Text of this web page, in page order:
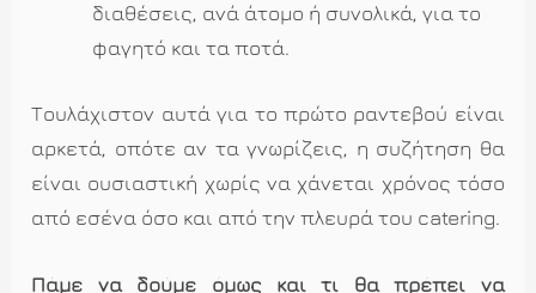
διαθέσεις, ανά άτομο ή συνολικά, για το
φαγητό και τα ποτά.
Τουλάχιστον αυτά για το πρώτο ραντεβού είναι
αρκετά, οπότε αν τα γνωρίζεις, η συζήτηση θα
είναι ουσιαστική χωρίς να χάνεται χρόνος τόσο
από εσένα όσο και από την πλευρά του catering.
Πάμε να δούμε όμως και τι θα πρέπει να